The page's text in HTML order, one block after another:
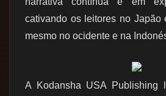
cativando os leitores no Japão
mesmo no ocidente e na
A Kodansha USA Publishing